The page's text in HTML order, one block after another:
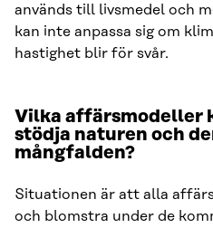
används till livsmedel och
kan inte anpassa sig om
hastighet blir för svår.
Vilka affärsmodeller
stödja naturen och
mångfalden?
Situationen är att alla
och blomstra under de